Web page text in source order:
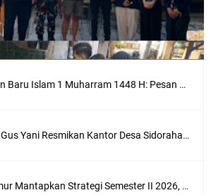
Selamat Tahun Baru Islam 1 Muharram 1448 H: Pesan Hijrah Drs. H. Husnul Aqib, M.M. untuk Negeri
Bupati Gresik Gus Yani Resmikan Kantor Desa Sidoraharjo: Simbol Komitmen Pelayanan Publik dan Kepedulian Sosial
FOZ Jawa Timur Mantapkan Strategi Semester II 2026, Fokus pada Penguatan SDM Amil dan Kolaborasi BerdampakNarasi